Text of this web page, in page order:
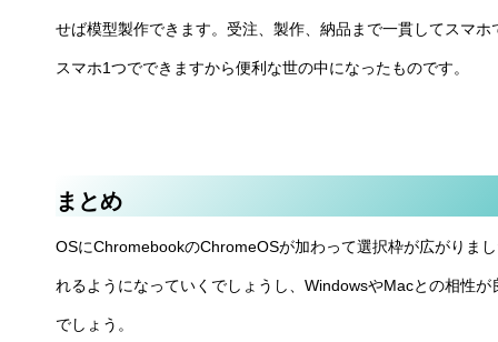
せば模型製作できます。受注、製作、納品まで一貫してスマ
スマホ1つでできますから便利な世の中になったものです。
まとめ
OSにChromebookのChromeOSが加わって選択枠が広がりま
れるようになっていくでしょうし、WindowsやMacとの相性
でしょう。